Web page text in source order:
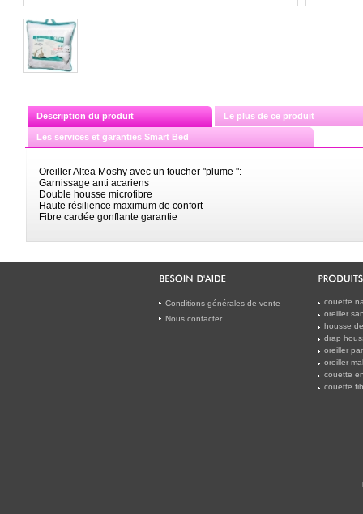
Description du produit Le plus de ce produit
Les services et garanties Smart Bed
Oreiller Altea Moshy avec un toucher "plume ":
Garnissage anti acariens
Double housse microfibre
Haute résilience maximum de confort
Fibre cardée gonflante garantie
Conditions générales de vente
Nous contacter
couette
oreiller
housse
drap
oreiller
oreiller
couette
couette